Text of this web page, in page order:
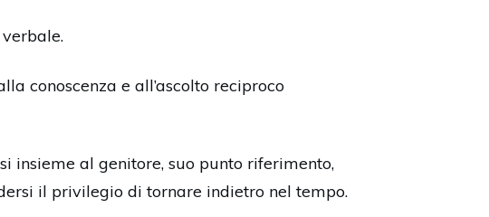
conoscenza e all’ascolto reciproco
insieme al genitore, suo punto riferimento,
il privilegio di tornare indietro nel tempo.